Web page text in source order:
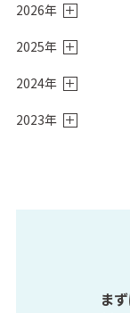
2026年
8月(1)
6月(3)
4月 (2)
3月 (2)
1月(1)
2025年
12月 (2)
11月(3)
10月 (1)
9月(1)
5月(1)
2024年
12月 (4)
11月(1)
2023年
ま